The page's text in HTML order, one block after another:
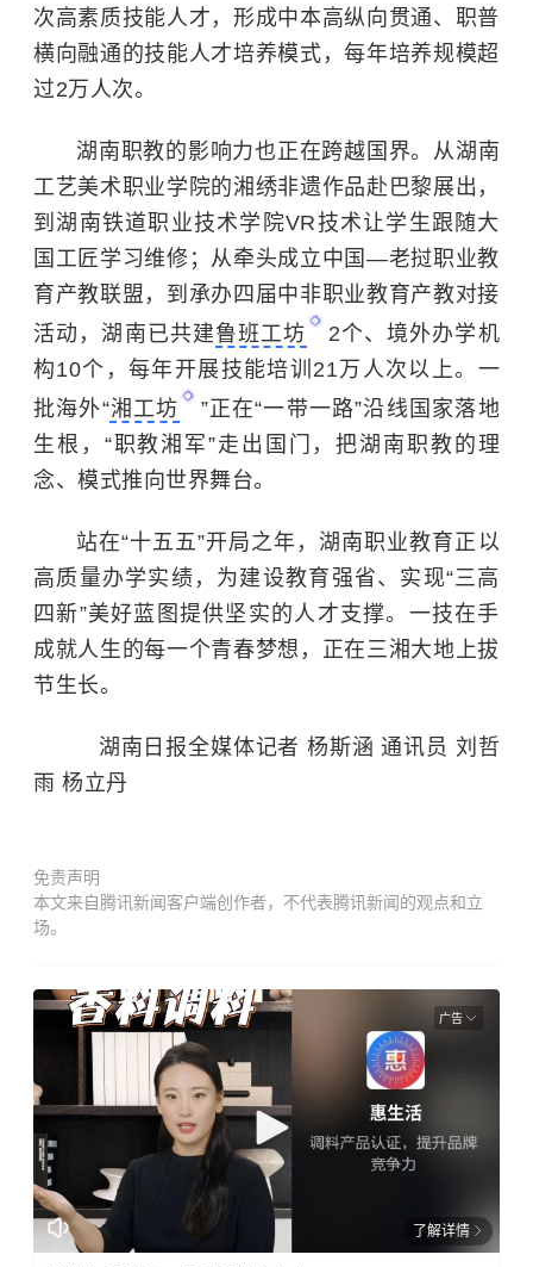
次高素质技能人才，形成中本高纵向贯通、职普
横向融通的技能人才培养模式，每年培养规模超
过2万人次。
湖南职教的影响力也正在跨越国界。从湖南
工艺美术职业学院的湘绣非遗作品赴巴黎展出，
到湖南铁道职业技术学院VR技术让学生跟随大
国工匠学习维修；从牵头成立中国—老挝职业教
育产教联盟，到承办四届中非职业教育产教对接
活动，湖南已共建鲁班工坊
2个、境外办学机
构10个，每年开展技能培训21万人次以上。一
批海外“湘工坊
”正在“一带一路”沿线国家落地
生根，“职教湘军”走出国门，把湖南职教的理
念、模式推向世界舞台。
站在“十五五”开局之年，湖南职业教育正以
高质量办学实绩，为建设教育强省、实现“三高
四新”美好蓝图提供坚实的人才支撑。一技在手
成就人生的每一个青春梦想，正在三湘大地上拔
节生长。
湖南日报全媒体记者 杨斯涵 通讯员 刘哲
雨 杨立丹
免责声明
本文来自腾讯新闻客户端创作者，不代表腾讯新闻的观点和立
场。
广告
了解详情